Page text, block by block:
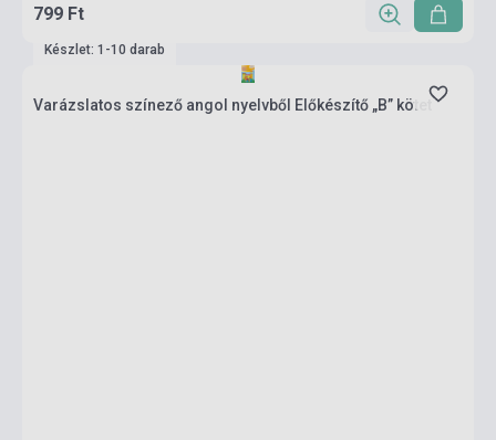
799 Ft
Készlet: 1-10 darab
Varázslatos színező angol nyelvből Előkészítő „B” kötet